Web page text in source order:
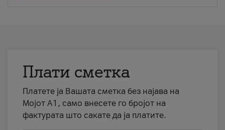
Плати сметка
Платете ја Вашата сметка без најава на
Мојот А1, само внесете го бројот на
фактурата што сакате да ја платите.